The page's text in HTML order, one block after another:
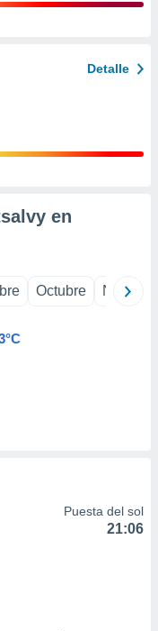
Detalle
en
Octubre
Puesta del sol
21:06